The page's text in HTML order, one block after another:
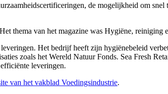
de mogelijkheid om
thema van het magazine was Hygiëne,
Het bedrijf heeft zijn hygiënebeleid
zoals het Wereld Natuur Fonds. Sea Fresh
leveringen.
van het vakblad Voedingsindustrie.